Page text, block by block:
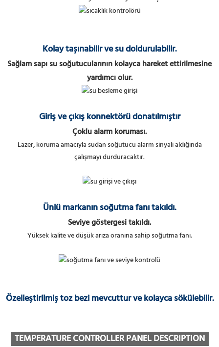
Kolay taşınabilir ve su doldurulabilir.
Sağlam sapı su soğutucularının kolayca hareket ettirilmesine
yardımcı olur.
Giriş ve çıkış konnektörü donatılmıştır
Çoklu alarm koruması.
Lazer, koruma amacıyla sudan soğutucu alarm sinyali aldığında
çalışmayı durduracaktır.
Ünlü markanın soğutma fanı takıldı.
Seviye göstergesi takıldı.
Yüksek kalite ve düşük arıza oranına sahip soğutma fanı.
Özelleştirilmiş toz bezi mevcuttur ve kolayca sökülebilir.
TEMPERATURE CONTROLLER PANEL DESCRIPTION